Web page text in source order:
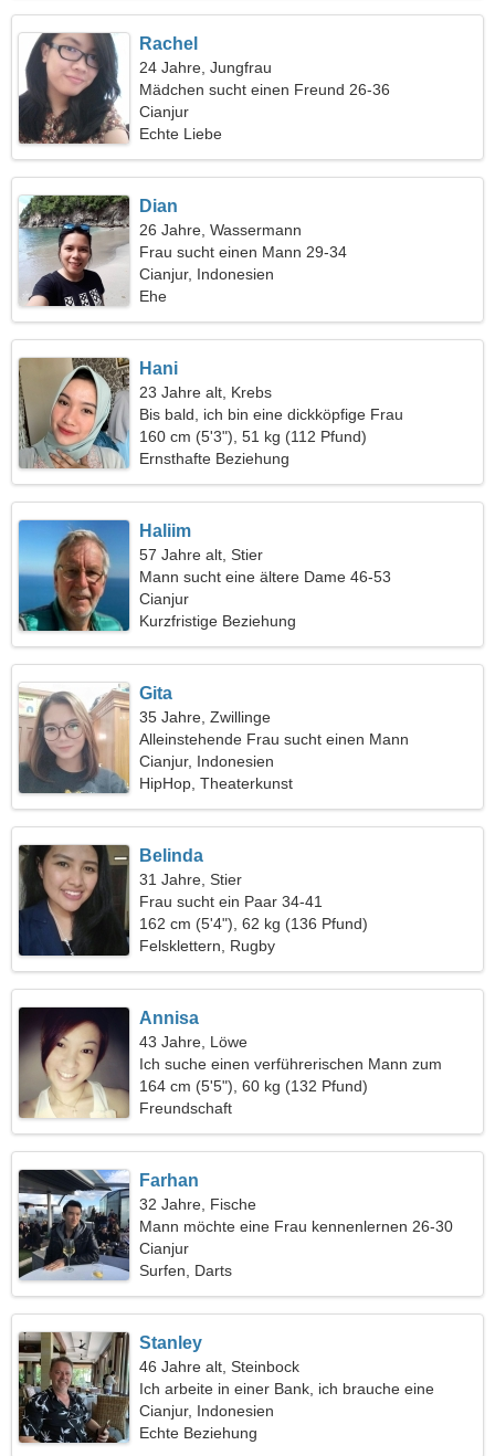
Rachel
24 Jahre, Jungfrau
Mädchen sucht einen Freund 26-36
Cianjur
Echte Liebe
Dian
26 Jahre, Wassermann
Frau sucht einen Mann 29-34
Cianjur, Indonesien
Ehe
Hani
23 Jahre alt, Krebs
Bis bald, ich bin eine dickköpfige Frau
160 cm (5'3"), 51 kg (112 Pfund)
Ernsthafte Beziehung
Haliim
57 Jahre alt, Stier
Mann sucht eine ältere Dame 46-53
Cianjur
Kurzfristige Beziehung
Gita
35 Jahre, Zwillinge
Alleinstehende Frau sucht einen Mann
Cianjur, Indonesien
HipHop, Theaterkunst
Belinda
31 Jahre, Stier
Frau sucht ein Paar 34-41
162 cm (5'4"), 62 kg (136 Pfund)
Felsklettern, Rugby
Annisa
43 Jahre, Löwe
Ich suche einen verführerischen Mann zum
Campen
164 cm (5'5"), 60 kg (132 Pfund)
Freundschaft
Farhan
32 Jahre, Fische
Mann möchte eine Frau kennenlernen 26-30
Cianjur
Surfen, Darts
Stanley
46 Jahre alt, Steinbock
Ich arbeite in einer Bank, ich brauche eine
gesellige Frau
Cianjur, Indonesien
Echte Beziehung